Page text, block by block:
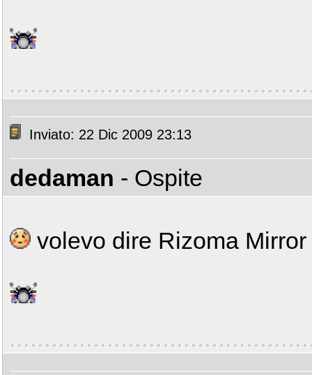
Inviato: 22 Dic 2009 23:13
dedaman - Ospite
volevo dire Rizoma